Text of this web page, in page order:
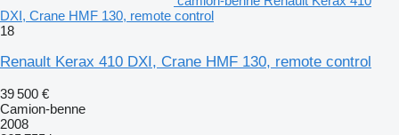
DXI, Crane HMF 130, remote control
18
Renault Kerax 410 DXI, Crane HMF 130, remote control
39 500 €
Camion-benne
2008